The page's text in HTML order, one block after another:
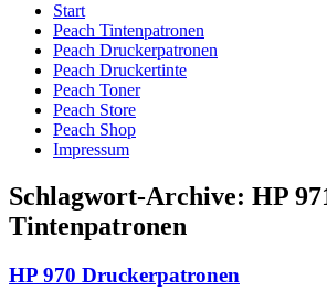
Start
Peach Tintenpatronen
Peach Druckerpatronen
Peach Druckertinte
Peach Toner
Peach Store
Peach Shop
Impressum
Schlagwort-Archive: HP
Tintenpatronen
HP 970 Druckerpatronen